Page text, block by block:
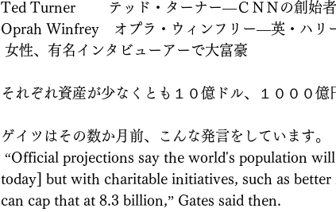
Ted Turner 　　テッド・ターナー―ＣＮＮの創始者
Oprah Winfrey　オプラ・ウィンフリー―英・ハリ
女性、有名インタビューアーで大富豪
それぞれ資産が少なくとも１０億ドル、１０００億
ゲイツはその数か月前、こんな発言をしています。
today] but with charitable initiatives, such as
can cap that at 8.3 billion,” Gates said then.